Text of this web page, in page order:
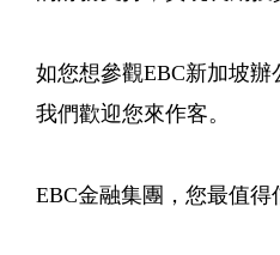
如您想參觀EBC新加坡辦
我們歡迎您來作客。
EBC金融集團，您最值得